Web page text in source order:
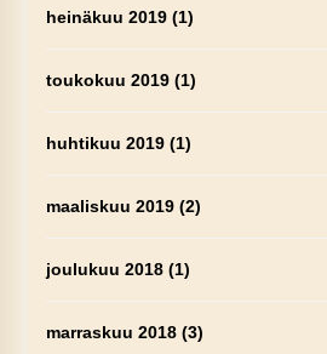
heinäkuu 2019(1)
toukokuu 2019(1)
huhtikuu 2019(1)
maaliskuu 2019(2)
joulukuu 2018(1)
marraskuu 2018(3)